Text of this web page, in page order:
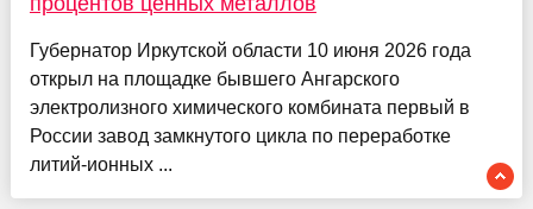
Губернатор Иркутской области 10 июня 2026 года
открыл на площадке бывшего Ангарского
электролизного химического комбината первый в
России завод замкнутого цикла по переработке
литий-ионных ...